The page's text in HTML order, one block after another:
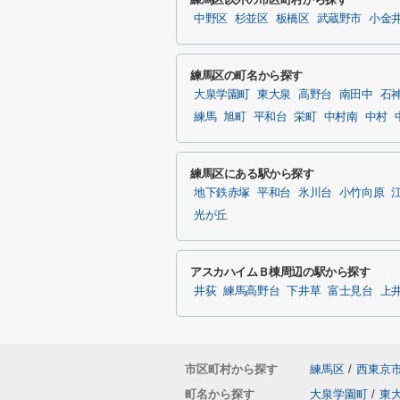
中野区 杉並区 板橋区 武蔵野市 小金
練馬区の町名から探す
大泉学園町 東大泉 高野台 南田中 石
練馬 旭町 平和台 栄町 中村南 中村
練馬区にある駅から探す
地下鉄赤塚 平和台 氷川台 小竹向原
光が丘
アスカハイムＢ棟周辺の駅から探す
井荻 練馬高野台 下井草 富士見台 上
市区町村から探す 練馬区 / 西東京
町名から探す
大泉学園町 / 東